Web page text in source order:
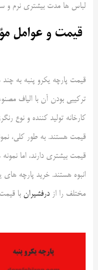
لباس ها مدت بیشتری نرم و
قیمت و عوامل
قیمت پارچه یکرو پنبه به
ترکیبی بودن آن با الیاف
کارخانه تولید کننده و نوع
قیمت بیشتری دارند، اما
انبوه هستند. خرید پارچه های
مختلف را ازدرفشیران با